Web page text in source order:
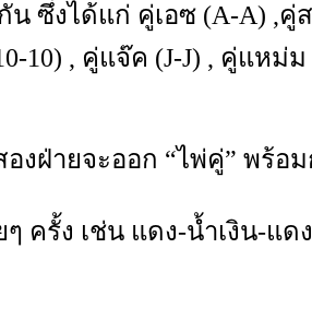
ซึ่งได้แก่ คู่เอซ (A-A) ,คู่ส
10) , คู่แจ๊ค (J-J) , คู่แหม่ม
งฝ่ายจะออก “ไพ่คู่” พร้อ
รั้ง เช่น แดง-น้ำเงิน-แด